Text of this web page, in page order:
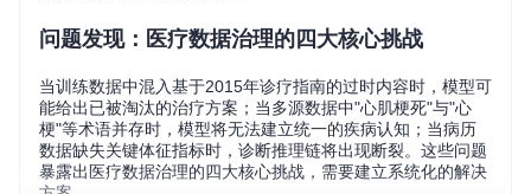
问题发现：医疗数据治理的四大核心挑战
当训练数据中混入基于2015年诊疗指南的过时内容时，模型可
能给出已被淘汰的治疗方案；当多源数据中"心肌梗死"与"心
梗"等术语并存时，模型将无法建立统一的疾病认知；当病历
数据缺失关键体征指标时，诊断推理链将出现断裂。这些问题
暴露出医疗数据治理的四大核心挑战，需要建立系统化的解决